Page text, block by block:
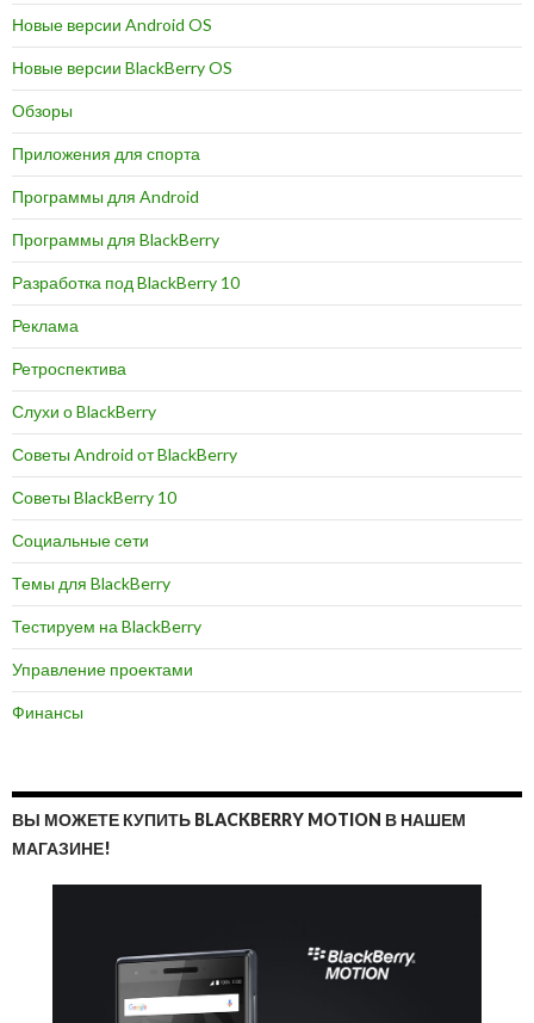
Новые версии Android OS
Новые версии BlackBerry OS
Обзоры
Приложения для спорта
Программы для Android
Программы для BlackBerry
Разработка под BlackBerry 10
Реклама
Ретроспектива
Слухи о BlackBerry
Советы Android от BlackBerry
Советы BlackBerry 10
Социальные сети
Темы для BlackBerry
Тестируем на BlackBerry
Управление проектами
Финансы
ВЫ МОЖЕТЕ КУПИТЬ BLACKBERRY MOTION В НАШЕМ
МАГАЗИНЕ!